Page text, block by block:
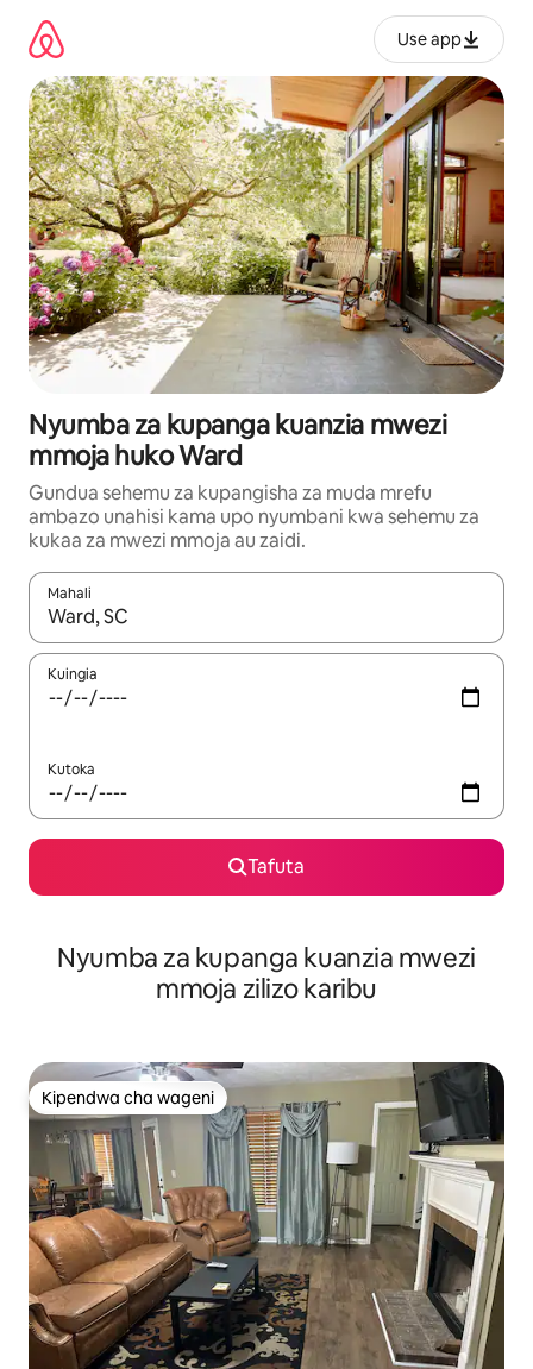
kwenda
kwenye
maudhui
Use app
Nyumba za kupanga kuanzia mwezi
mmoja huko Ward
Gundua sehemu za kupangisha za muda mrefu
ambazo unahisi kama upo nyumbani kwa sehemu za
kukaa za mwezi mmoja au zaidi.
Mahali
Wakati matokeo yanapatikana, vinjari kwa kutumia vitufe vya
Kuingia
Kutoka
Tafuta
Nyumba za kupanga kuanzia mwezi
mmoja zilizo karibu
Kipendwa cha wageni
Kipendwa cha wageni